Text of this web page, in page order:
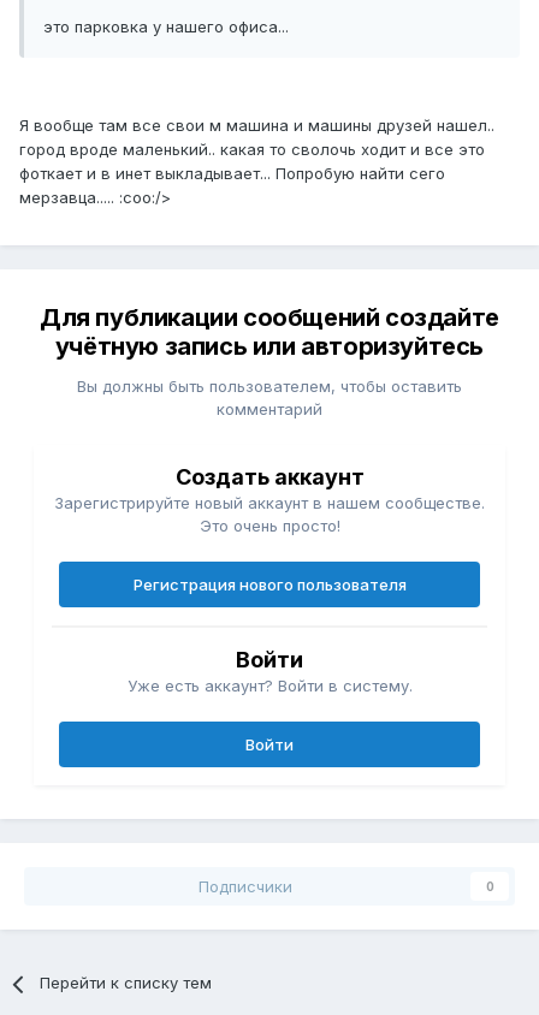
это парковка у нашего офиса...
Я вообще там все свои м машина и машины друзей нашел..
город вроде маленький.. какая то сволочь ходит и все это
фоткает и в инет выкладывает... Попробую найти сего
мерзавца..... :coo:/>
Для публикации сообщений создайте
учётную запись или авторизуйтесь
Вы должны быть пользователем, чтобы оставить
комментарий
Создать аккаунт
Зарегистрируйте новый аккаунт в нашем сообществе.
Это очень просто!
Регистрация нового пользователя
Войти
Уже есть аккаунт? Войти в систему.
Войти
Подписчики 0
Перейти к списку тем